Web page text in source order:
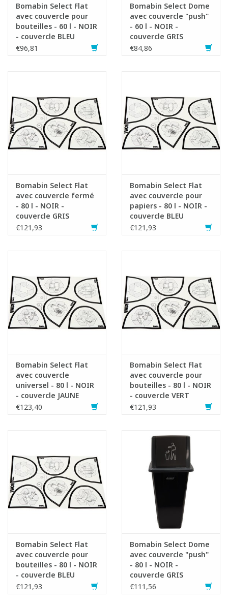
Bomabin Select Flat
avec couvercle pour
bouteilles - 60 l - NOIR
- couvercle BLEU
€96,81
Bomabin Select Dome
avec couvercle "push"
- 60 l - NOIR -
couvercle GRIS
€84,86
Bomabin Select Flat
avec couvercle fermé
- 80 l - NOIR -
couvercle GRIS
€121,93
Bomabin Select Flat
avec couvercle pour
papiers - 80 l - NOIR -
couvercle BLEU
€121,93
Bomabin Select Flat
avec couvercle
universel - 80 l - NOIR
- couvercle JAUNE
€123,40
Bomabin Select Flat
avec couvercle pour
bouteilles - 80 l - NOIR
- couvercle VERT
€121,93
Bomabin Select Flat
avec couvercle pour
bouteilles - 80 l - NOIR
- couvercle BLEU
€121,93
Bomabin Select Dome
avec couvercle "push"
- 80 l - NOIR -
couvercle GRIS
€111,56